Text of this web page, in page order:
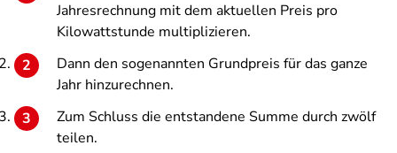
Jahresrechnung mit dem aktuellen Preis pro
Kilowattstunde multiplizieren.
Dann den sogenannten Grundpreis für das ganze
Jahr hinzurechnen.
Zum Schluss die entstandene Summe durch zwölf
teilen.